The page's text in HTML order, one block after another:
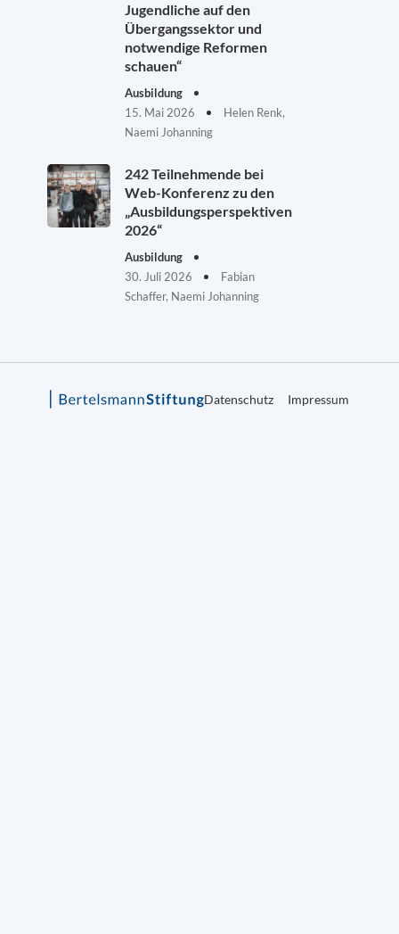
Jugendliche auf den
Übergangssektor und
notwendige Reformen
schauen“
Ausbildung
15. Mai 2026
Helen Renk,
Naemi Johanning
242 Teilnehmende bei
Web-Konferenz zu den
„Ausbildungsperspektiven
2026“
Ausbildung
30. Juli 2026
Fabian
Schaffer, Naemi Johanning
Datenschutz Impressum